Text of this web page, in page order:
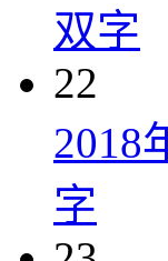
双字
22
2018
字